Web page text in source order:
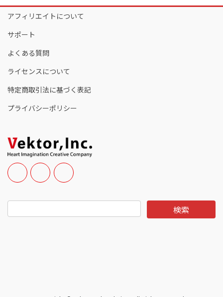
アフィリエイトについて
サポート
よくある質問
ライセンスについて
特定商取引法に基づく表記
プライバシーポリシー